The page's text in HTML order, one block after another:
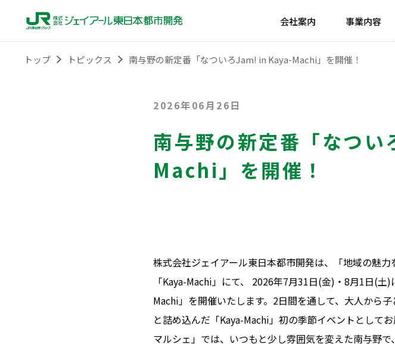
会社案内 事業内容
トップ トピックス 南与野の新定番「なついろJam! in Kaya-Machi」を開催！
2026年06月26日
南与野の新定番「なつ
Machi」を開催！
株式会社ジェイアール東日本都市開発は、「地域の魅
「Kaya-Machi」にて、 2026年7月31日(金)・8月1日(
Machi」を開催いたします。2日間を通して、大人から
と詰め込んだ「Kaya-Machi」初の季節イベントとして
マルシェ」では、いつもと少し雰囲気を変えた南与野